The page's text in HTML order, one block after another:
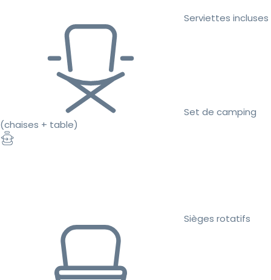
Serviettes incluses
Set de camping
(chaises + table)
Sièges rotatifs